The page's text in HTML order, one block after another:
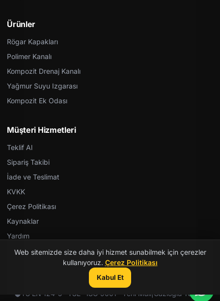
Ürünler
Rögar Kapakları
Polimer Kanalı
Kompozit Drenaj Kanalı
Yağmur Suyu Izgarası
Kompozit Ek Odası
Müşteri Hizmetleri
Teklif Al
Sipariş Takibi
İade ve Teslimat
KVKK
Çerez Politikası
Kaynaklar
Yardım
© 2026 Kent Teknik Kimya. Tüm hakları saklıdır.
TS EN 124-5 · TSE · ISO 9001 · Yerli Malı|Gazioğlu Yazılım
Web sitemizde size daha iyi hizmet sunabilmek için çerezler
kullanıyoruz. Çerez Politikası
Kabul Et